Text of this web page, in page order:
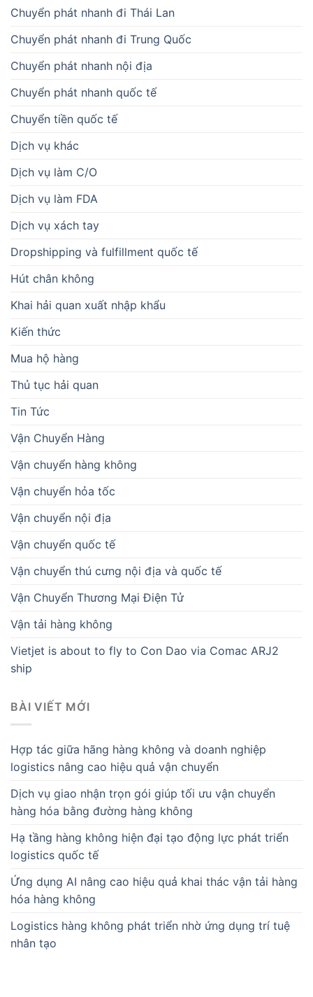
Chuyển phát nhanh đi Thái Lan
Chuyển phát nhanh đi Trung Quốc
Chuyển phát nhanh nội địa
Chuyển phát nhanh quốc tế
Chuyển tiền quốc tế
Dịch vụ khác
Dịch vụ làm C/O
Dịch vụ làm FDA
Dịch vụ xách tay
Dropshipping và fulfillment quốc tế
Hút chân không
Khai hải quan xuất nhập khẩu
Kiến thức
Mua hộ hàng
Thủ tục hải quan
Tin Tức
Vận Chuyển Hàng
Vận chuyển hàng không
Vận chuyển hỏa tốc
Vận chuyển nội địa
Vận chuyển quốc tế
Vận chuyển thú cưng nội địa và quốc tế
Vận Chuyển Thương Mại Điện Tử
Vận tải hàng không
Vietjet is about to fly to Con Dao via Comac ARJ2
ship
BÀI VIẾT MỚI
Hợp tác giữa hãng hàng không và doanh nghiệp
logistics nâng cao hiệu quả vận chuyển
Dịch vụ giao nhận trọn gói giúp tối ưu vận chuyển
hàng hóa bằng đường hàng không
Hạ tầng hàng không hiện đại tạo động lực phát triển
logistics quốc tế
Ứng dụng AI nâng cao hiệu quả khai thác vận tải hàng
hóa hàng không
Logistics hàng không phát triển nhờ ứng dụng trí tuệ
nhân tạo